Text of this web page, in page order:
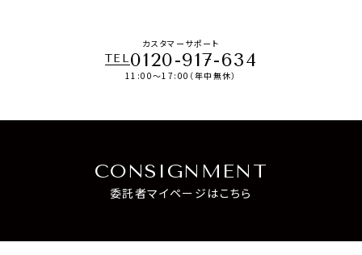
カスタマーサポート
TEL0120-917-634
11:00～17:00（年中無休）
CONSIGNMENT
委託者マイページはこちら